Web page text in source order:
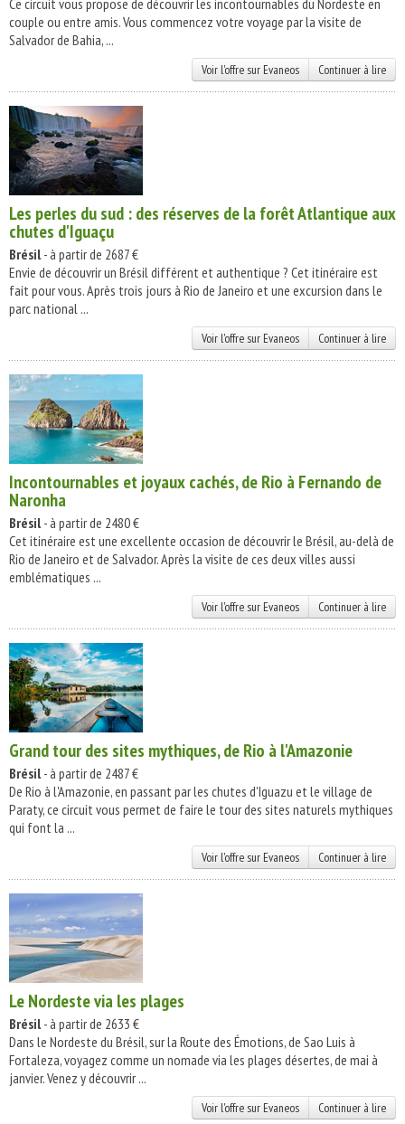
Ce circuit vous propose de découvrir les incontournables du Nordeste en
couple ou entre amis. Vous commencez votre voyage par la visite de
Salvador de Bahia, ...
Voir l'offre sur Evaneos Continuer à lire
Les perles du sud : des réserves de la forêt Atlantique aux
chutes d'Iguaçu
Brésil- à partir de 2687 €
Envie de découvrir un Brésil différent et authentique ? Cet itinéraire est
fait pour vous. Après trois jours à Rio de Janeiro et une excursion dans le
parc national ...
Voir l'offre sur Evaneos Continuer à lire
Incontournables et joyaux cachés, de Rio à Fernando de
Naronha
Brésil- à partir de 2480 €
Cet itinéraire est une excellente occasion de découvrir le Brésil, au-delà de
Rio de Janeiro et de Salvador. Après la visite de ces deux villes aussi
emblématiques ...
Voir l'offre sur Evaneos Continuer à lire
Grand tour des sites mythiques, de Rio à l'Amazonie
Brésil- à partir de 2487 €
De Rio à l'Amazonie, en passant par les chutes d'Iguazu et le village de
Paraty, ce circuit vous permet de faire le tour des sites naturels mythiques
qui font la ...
Voir l'offre sur Evaneos Continuer à lire
Le Nordeste via les plages
Brésil- à partir de 2633 €
Dans le Nordeste du Brésil, sur la Route des Émotions, de Sao Luis à
Fortaleza, voyagez comme un nomade via les plages désertes, de mai à
janvier. Venez y découvrir ...
Voir l'offre sur Evaneos Continuer à lire